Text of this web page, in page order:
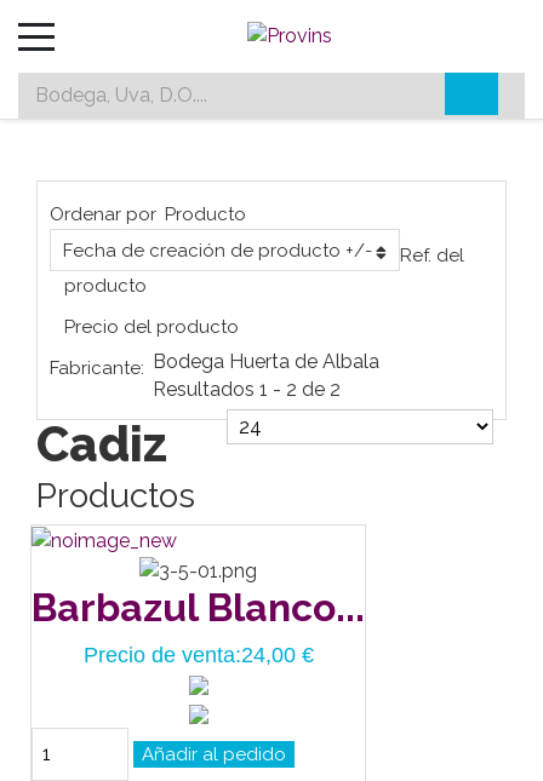
Ordenar por
Fecha de creación de producto +/-
Producto
Ref. del
producto
Precio del producto
Fabricante: Bodega Huerta de Albala
Resultados 1 - 2 de 2
Cadiz
Productos
Barbazul Blanco...
Precio de venta:24,00 €